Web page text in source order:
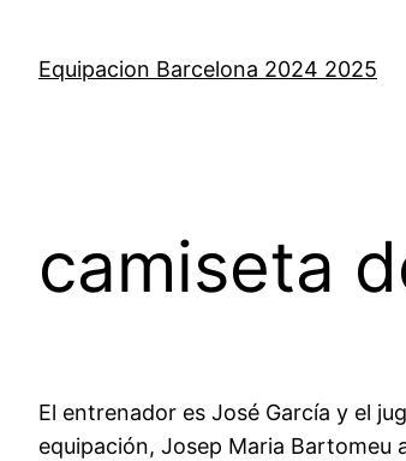
contenido
Equipacion Barcelona 2024 2025
camiseta
El entrenador es José García y el
equipación, Josep Maria Bartomeu